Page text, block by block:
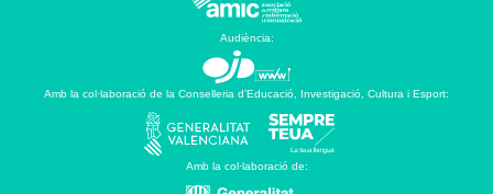
Audiència:
Amb la col·laboració de la Conselleria d’Educació, Investigació, Cultura i Esport:
Amb la col·laboració de: